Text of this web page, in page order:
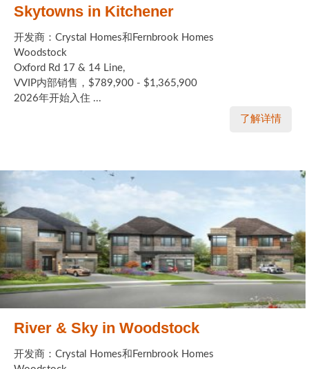
Skytowns in Kitchener
开发商：Crystal Homes和Fernbrook Homes
Woodstock
Oxford Rd 17 & 14 Line,
VVIP内部销售，$789,900 - $1,365,900
2026年开始入住 ...
了解详情
River & Sky in Woodstock
开发商：Crystal Homes和Fernbrook Homes